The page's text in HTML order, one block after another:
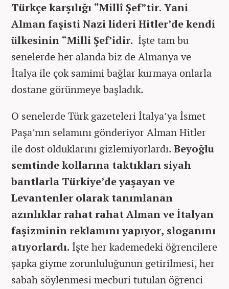
Türkçe karşılığı “Millî Şef”tir. Yani
Alman faşisti Nazi lideri Hitler’de kendi
ülkesinin “Milli Şef’idir. İşte tam bu
senelerde her alanda biz de Almanya ve
İtalya ile çok samimi bağlar kurmaya onlarla
dostane görünmeye başladık.
O senelerde Türk gazeteleri İtalya’ya İsmet
Paşa’nın selamını gönderiyor Alman Hitler
ile dost olduklarını gizlemiyorlardı.Beyoğlu
semtinde kollarına taktıkları siyah
bantlarla Türkiye’de yaşayan ve
Levantenler olarak tanımlanan
azınlıklar rahat rahat Alman ve İtalyan
faşizminin reklamını yapıyor, sloganını
atıyorlardı. İşte her kademedeki öğrencilere
şapka giyme zorunluluğunun getirilmesi, her
sabah söylenmesi mecburi tutulan öğrenci